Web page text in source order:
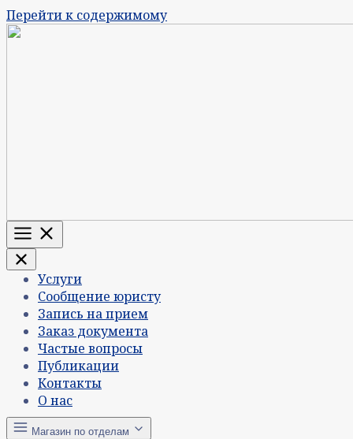
Перейти к содержимому
Меню
Услуги
Сообщение юристу
Запись на прием
Заказ документа
Частые вопросы
Публикации
Контакты
О нас
Магазин по отделам